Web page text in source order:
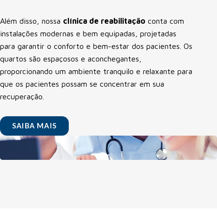
Além disso, nossa clínica de reabilitação conta com
instalações modernas e bem equipadas, projetadas
para garantir o conforto e bem-estar dos pacientes. Os
quartos são espaçosos e aconchegantes,
proporcionando um ambiente tranquilo e relaxante para
que os pacientes possam se concentrar em sua
recuperação.
SAIBA MAIS